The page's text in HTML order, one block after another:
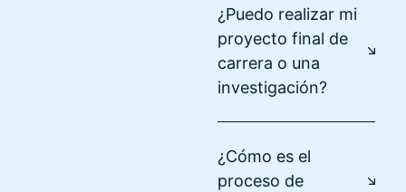
¿Puedo realizar mi
proyecto final de
carrera o una
investigación?
¿Cómo es el
proceso de